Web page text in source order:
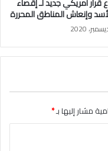
أمريكي جديد لـ إقصاء
وإنعاش المناطق المحررة
مشار إليها بـ*